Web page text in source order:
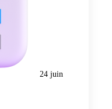
24 juin